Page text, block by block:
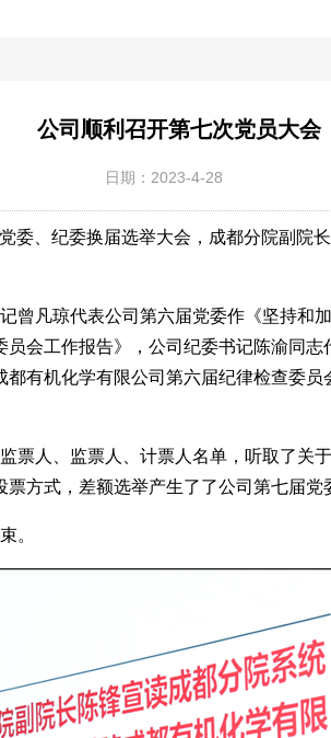
公司顺利召开第七次党员大会
日期：2023-4-28
委、纪委换届选举大会，成都分院副院
曾凡琼代表公司第六届党委作《坚持
会工作报告》，公司纪委书记陈渝同
有机化学有限公司第六届纪律检查委
票人、监票人、计票人名单，听取了关
方式，差额选举产生了了公司第七届党
。